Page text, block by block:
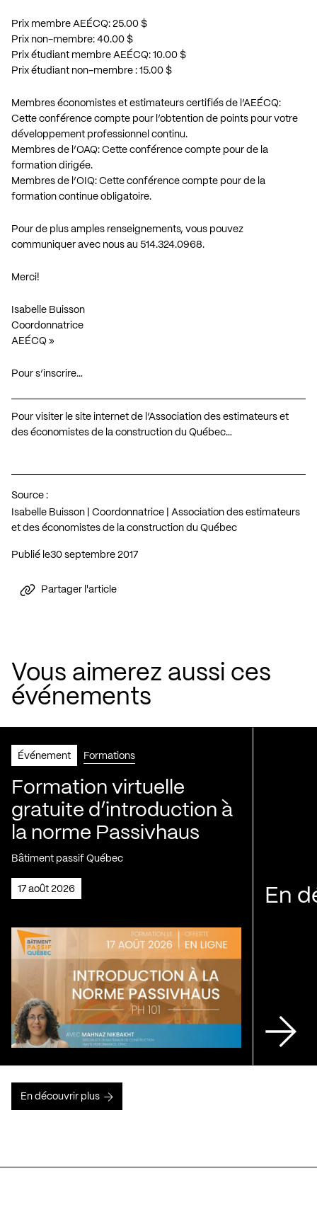
Prix membre AEÉCQ: 25.00 $
Prix non-membre: 40.00 $
Prix étudiant membre AEÉCQ: 10.00 $
Prix étudiant non-membre : 15.00 $
Membres économistes et estimateurs certifiés de l’AEÉCQ:
Cette conférence compte pour l’obtention de points pour votre
développement professionnel continu.
Membres de l’OAQ: Cette conférence compte pour de la
formation dirigée.
Membres de l’OIQ: Cette conférence compte pour de la
formation continue obligatoire.
Pour de plus amples renseignements, vous pouvez
communiquer avec nous au 514.324.0968.
Merci!
Isabelle Buisson
Coordonnatrice
AEÉCQ »
Pour s’inscrire…
Pour visiter le site internet de l’Association des estimateurs et
des économistes de la construction du Québec…
Source :
Isabelle Buisson | Coordonnatrice | Association des estimateurs
et des économistes de la construction du Québec
Publié le 30 septembre 2017
Partager l'article
Vous aimerez aussi ces
événements
Événement Formations
Formation virtuelle
gratuite d’introduction à
la norme Passivhaus
Bâtiment passif Québec
17 août 2026 En
En découvrir plus